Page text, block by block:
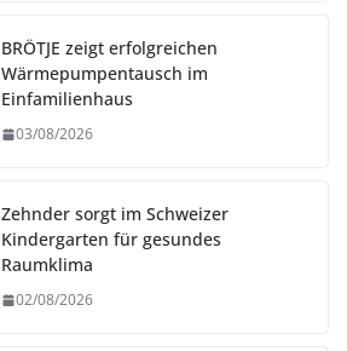
BRÖTJE zeigt erfolgreichen
Wärmepumpentausch im
Einfamilienhaus
03/08/2026
Zehnder sorgt im Schweizer
Kindergarten für gesundes
Raumklima
02/08/2026